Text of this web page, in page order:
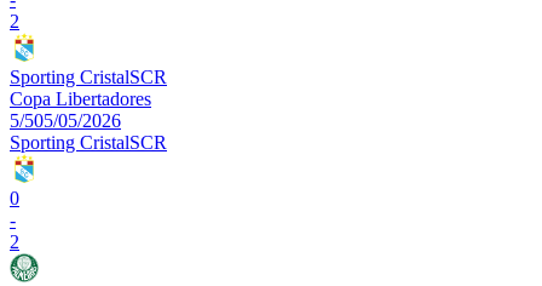
2
Sporting CristalSCR
Copa Libertadores
5/505/05/2026
Sporting CristalSCR
0
-
2